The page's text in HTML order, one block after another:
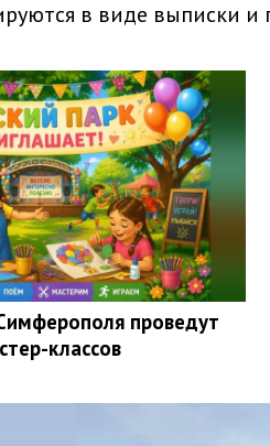
в виде выписки и
проведут
классов